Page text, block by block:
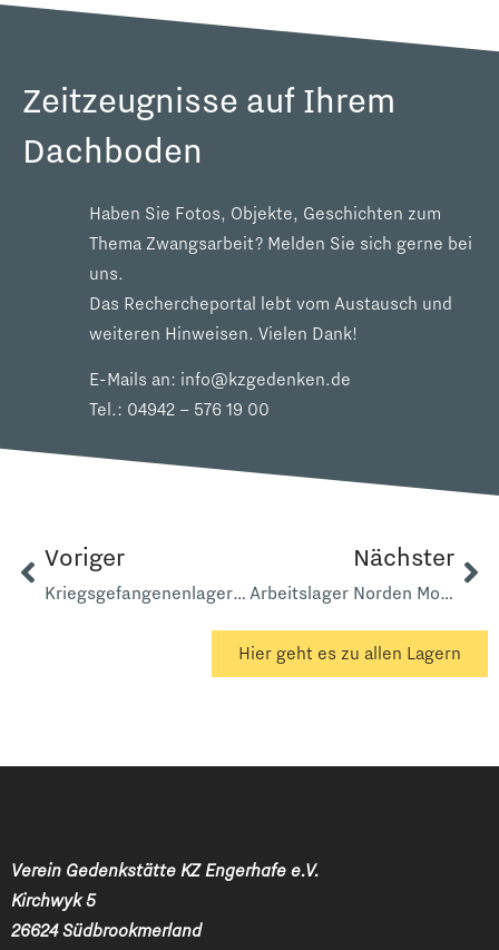
Zeitzeugnisse auf Ihrem
Dachboden
Haben Sie Fotos, Objekte, Geschichten zum
Thema Zwangsarbeit? Melden Sie sich gerne bei
uns.
Das Rechercheportal lebt vom Austausch und
weiteren Hinweisen. Vielen Dank!
E-Mails an: info@kzgedenken.de
Tel.: 04942 – 576 19 00
Voriger
Kriegsgefangenenlager 5257 Norden Zingelschule
Nächster
Arbeitslager Norden Molkerei
Hier geht es zu allen Lagern
Verein Gedenkstätte KZ Engerhafe e.V.
Kirchwyk 5
26624 Südbrookmerland